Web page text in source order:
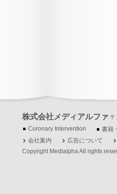
株式会社メディアルファ
Coronary Intervention
書籍
会社案内
広告について
Copyright Medialpha All rights